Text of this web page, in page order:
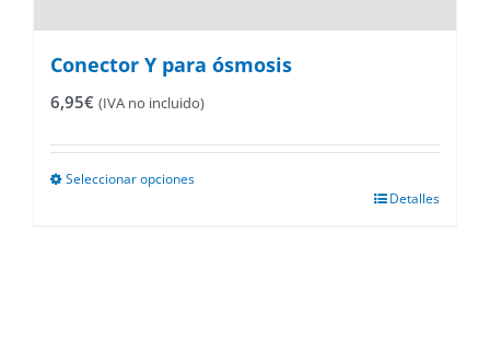
Conector Y para ósmosis
6,95€ (IVA no incluido)
Seleccionar opciones
Detalles